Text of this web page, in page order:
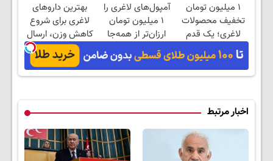
کن
یخ!
نزدیکت
۱ میلیون تومان
تخفیف محصولات
لاغری؛ یک قدم
نزدیک‌تر به شروع
کاهش وزن
آمپول‌های لاغری را
۱ میلیون تومان
ارزان‌تر از همه‌جا
بخر!
بهترین داروهای
لاغری برای شروع
کاهش وزن، ارسال
از داروخانه های
نزدیکت!
اخبار مرتبط